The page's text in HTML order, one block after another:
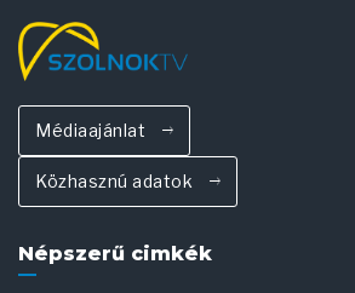
Médiaajánlat
Közhasznú adatok
Népszerű cimkék